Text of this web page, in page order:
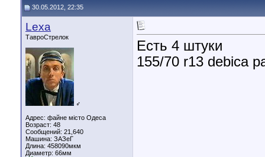
30.05.2012, 22:35
Lexa
ТавроСтрелок
♂
Адрес: файне місто Одеса
Возраст: 48
Сообщений: 21,640
Машина: ЗАЗеГ
Длина: 458090мкм
Диаметр: 66мм
Есть 4 штуки
155/70 r13 debica